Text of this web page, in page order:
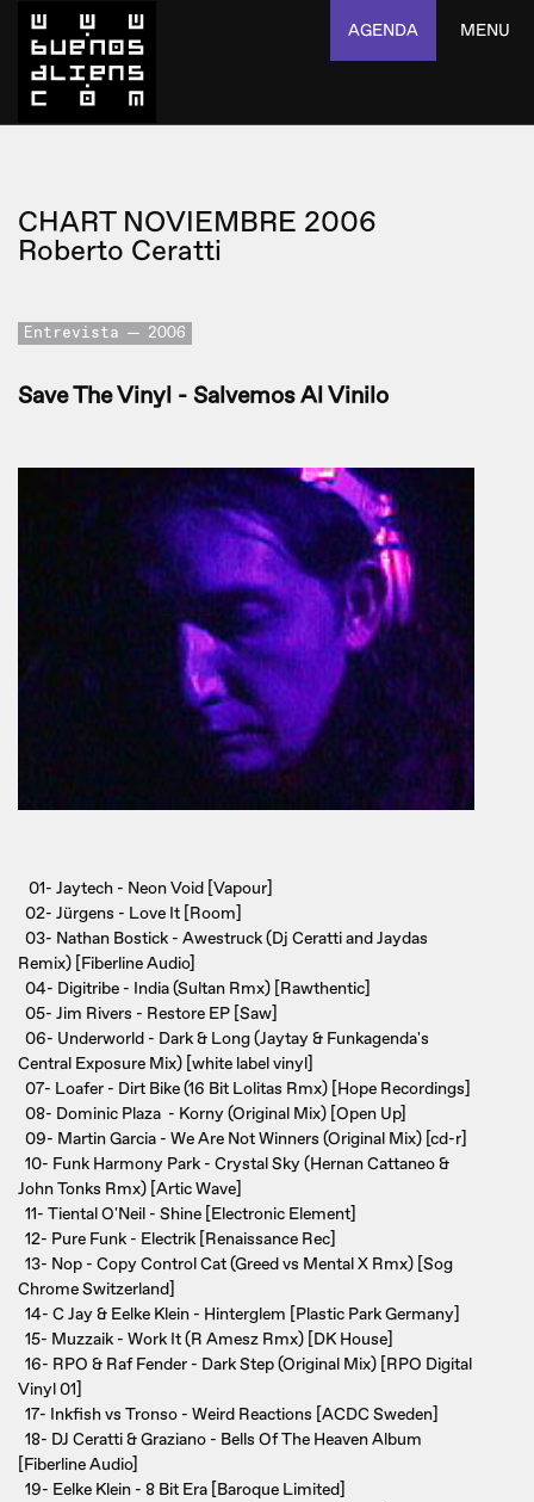
AGENDA MENU
CHART NOVIEMBRE 2006
Roberto Ceratti
Entrevista 2006
Save The Vinyl - Salvemos Al Vinilo
01- Jaytech - Neon Void [Vapour]
02- Jürgens - Love It [Room]
03- Nathan Bostick - Awestruck (Dj Ceratti and Jaydas
Remix) [Fiberline Audio]
04- Digitribe - India (Sultan Rmx) [Rawthentic]
05- Jim Rivers - Restore EP [Saw]
06- Underworld - Dark & Long (Jaytay & Funkagenda's
Central Exposure Mix) [white label vinyl]
07- Loafer - Dirt Bike (16 Bit Lolitas Rmx) [Hope Recordings]
08- Dominic Plaza - Korny (Original Mix) [Open Up]
09- Martin Garcia - We Are Not Winners (Original Mix) [cd-r]
10- Funk Harmony Park - Crystal Sky (Hernan Cattaneo &
John Tonks Rmx) [Artic Wave]
11- Tiental O'Neil - Shine [Electronic Element]
12- Pure Funk - Electrik [Renaissance Rec]
13- Nop - Copy Control Cat (Greed vs Mental X Rmx) [Sog
Chrome Switzerland]
14- C Jay & Eelke Klein - Hinterglem [Plastic Park Germany]
15- Muzzaik - Work It (R Amesz Rmx) [DK House]
16- RPO & Raf Fender - Dark Step (Original Mix) [RPO Digital
Vinyl 01]
17- Inkfish vs Tronso - Weird Reactions [ACDC Sweden]
18- DJ Ceratti & Graziano - Bells Of The Heaven Album
[Fiberline Audio]
19- Eelke Klein - 8 Bit Era [Baroque Limited]